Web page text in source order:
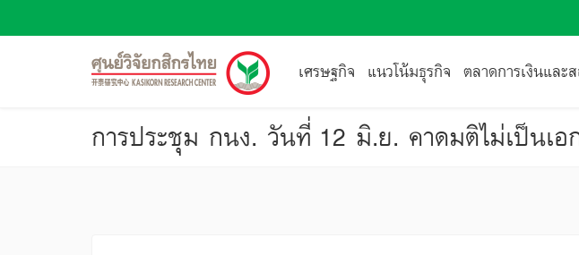
เศรษฐกิจ แนวโน้มธุรกิจ ตลาดการเงินและ